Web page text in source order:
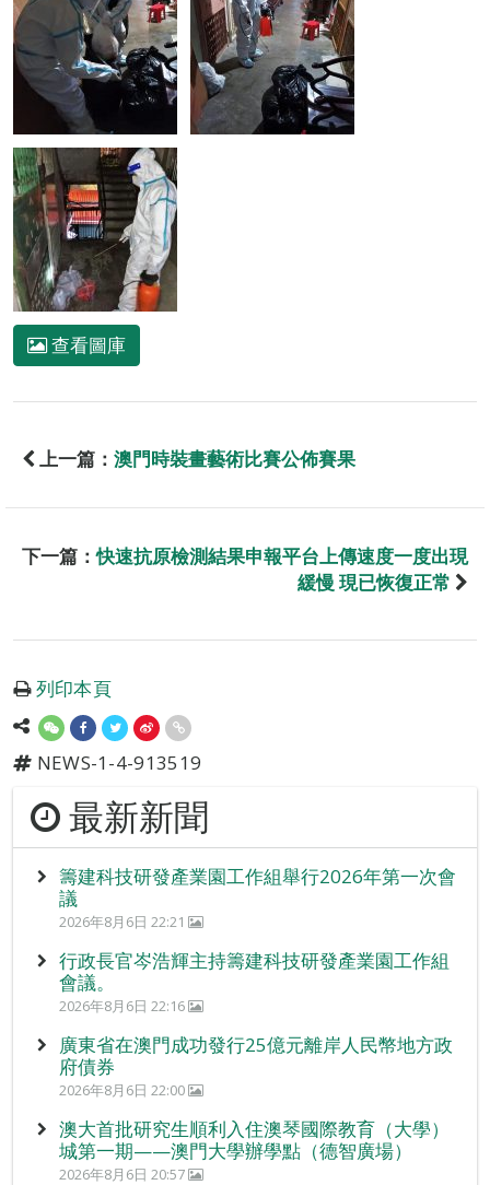
查看圖庫
上一篇： 澳門時裝畫藝術比賽公佈賽果
下一篇：快速抗原檢測結果申報平台上傳速度一度出現
緩慢 現已恢復正常
列印本頁
NEWS-1-4-913519
最新新聞
籌建科技研發產業園工作組舉行2026年第一次會
議
2026年8月6日 22:21
行政長官岑浩輝主持籌建科技研發產業園工作組
會議。
2026年8月6日 22:16
廣東省在澳門成功發行25億元離岸人民幣地方政
府債券
2026年8月6日 22:00
澳大首批研究生順利入住澳琴國際教育（大學）
城第一期——澳門大學辦學點（德智廣場）
2026年8月6日 20:57